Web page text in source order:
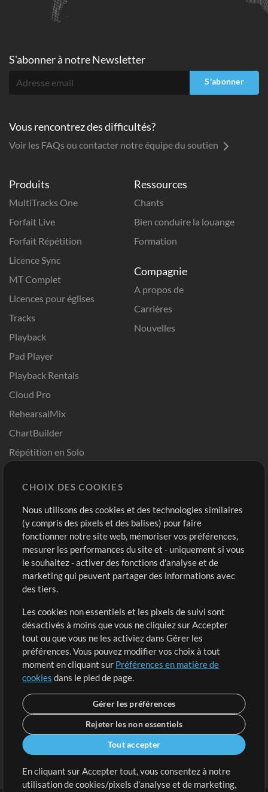
Produits
MultiTracks One
Forfait Live
Forfait Répétition
Licence Sync
MT Complet
Licences pour églises
Tracks
Playback
Pad Player
Playback Rentals
Cloud Pro
RehearsalMix
ChartBuilder
Répétition en Solo
Modèles ProPresenter
Sons
Ressources
Chants
Bien conduire la louange
Formation
Compagnie
A propos de
Carrières
Nouvelles
Boutique
Acheter des crédits
Contenu gratuit
Demander les pistes
Extras
Sessions
Soumettre votre contenu
Listes de lecture
Conférence MT
Compte
Connexion
S'inscrire
S'abonner à notre Newsletter
S'abonner
Vous rencontrez des difficultés?
Voir les FAQs ou contacter notre équipe du soutien
CHOIX DES COOKIES
Nous utilisons des cookies et des technologies similaires
(y compris des pixels et des balises) pour faire
fonctionner notre site web, mémoriser vos préférences,
mesurer les performances du site et - uniquement si vous
le souhaitez - activer des fonctions d'analyse et de
marketing qui peuvent partager des informations avec
des tiers.
Les cookies non essentiels et les pixels de suivi sont
désactivés à moins que vous ne cliquiez sur Accepter
tout ou que vous ne les activiez dans Gérer les
préférences. Vous pouvez modifier vos choix à tout
moment en cliquant sur Préférences en matière de
cookies dans le pied de page.
Gérer les préférences
Rejeter les non essentiels
Tout accepter
En cliquant sur Accepter tout, vous consentez à notre
utilisation de cookies/pixels d'analyse et de marketing,